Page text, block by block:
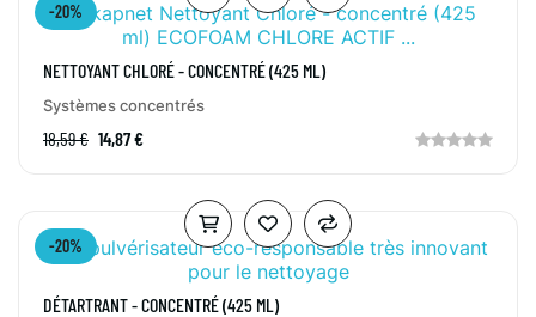
-20%
NETTOYANT CHLORÉ - CONCENTRÉ (425 ML)
Systèmes concentrés
18,59 € 14,87 €
-20%
DÉTARTRANT - CONCENTRÉ (425 ML)